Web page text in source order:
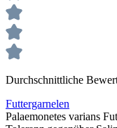
Durchschnittliche
Futtergarnelen
Palaemonetes varians